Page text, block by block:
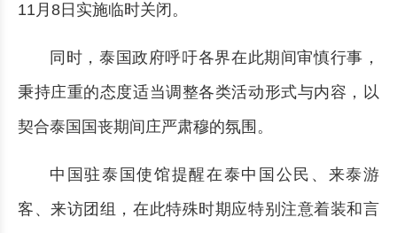
11月8日实施临时关闭。
同时，泰国政府呼吁各界在此期间审慎行事，
秉持庄重的态度适当调整各类活动形式与内容，以
契合泰国国丧期间庄严肃穆的氛围。
中国驻泰国使馆提醒在泰中国公民、来泰游
客、来访团组，在此特殊时期应特别注意着装和言